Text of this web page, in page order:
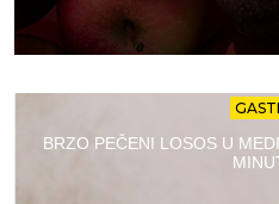
BRZO PEČENI LOSOS U